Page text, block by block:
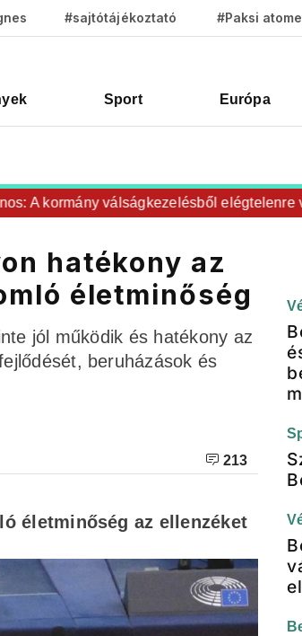
#sajtótájékoztató #Paksi
Sport Európa
A kormány válságkezelésből elégtelenre
hatékony az
életminőség
jól működik és hatékony az
beruházások és
213
életminőség az ellenzéket